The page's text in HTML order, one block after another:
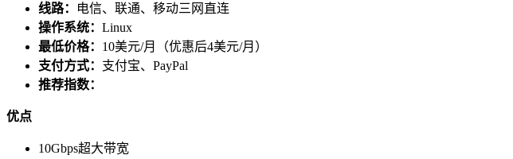
线路：
电信、联通、移动三网直连
操作系统： Linux
最低价格： 10美元/月（优惠后4美元/月）
支付方式： 支付宝、PayPal
推荐指数：
优点
10Gbps超大带宽